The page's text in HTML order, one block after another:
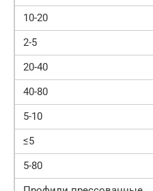
10-20
2-5
20-40
40-80
5-10
≤5
5-80